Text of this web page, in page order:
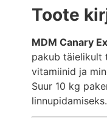
Toote
MDM Canary
pakub täielikult
vitamiinid ja
Suur 10 kg
linnupidamiseks.